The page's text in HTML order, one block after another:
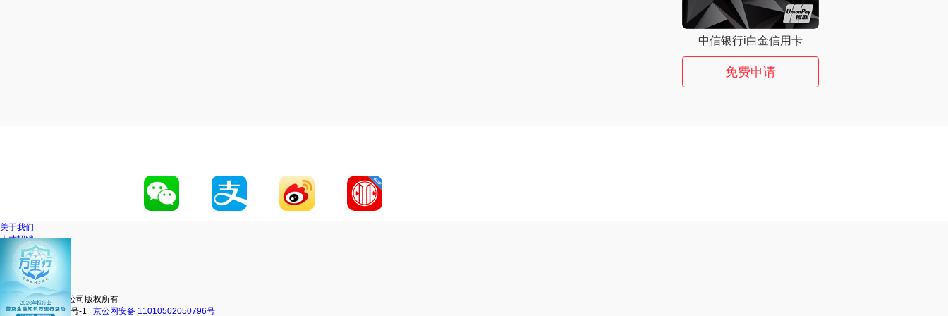
中信银行i白金信用卡
免费申请
关于我们
人才招聘
网站地图
联系我们
移动官网
动卡空间
中信银行股份有限公司版权所有
京ICP备16038101号-1
京公网安备 11010502050796号